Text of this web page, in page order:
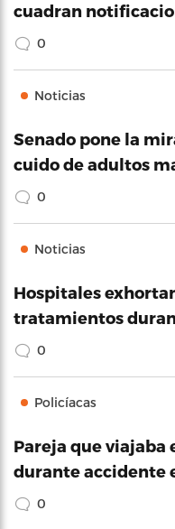
cuadran
0
Noticias
Senado pone la
cuido de adultos
0
Noticias
Hospitales
tratamientos
0
Policíacas
Pareja que viajaba
durante accidente
0